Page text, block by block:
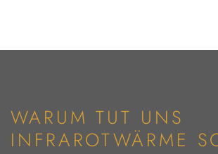
WARUM TUT UNS
INFRAROTWÄRME